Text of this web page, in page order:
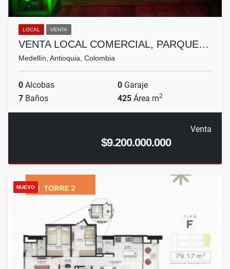
LOCAL VENTA
VENTA LOCAL COMERCIAL, PARQUE…
Medellín, Antioquia, Colombia
0 Alcobas 0 Garaje
7 Baños 425 Área m2
Venta
$9.200.000.000
NUEVO